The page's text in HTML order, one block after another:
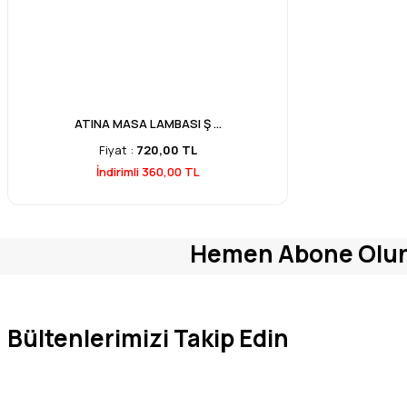
ATINA MASA LAMBASI Ş ...
Fiyat : 720,00 TL
İndirimli 360,00 TL
Hemen Abone
Bültenlerimizi Takip Edin